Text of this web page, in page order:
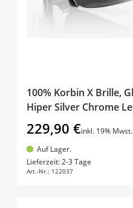
100% Korbin X Brille,
Hiper Silver Chrome
229,90 €inkl. 19% Mwst.
Auf Lager.
Lieferzeit: 2-3 Tage
Art.-Nr.: 122037